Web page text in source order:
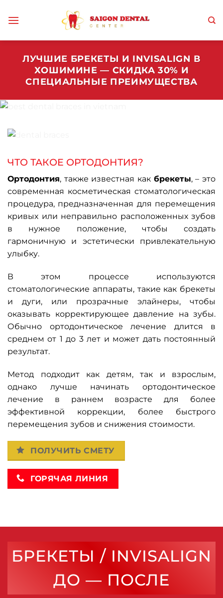
ЛУЧШИЕ БРЕКЕТЫ И INVISALIGN В
ХОШИМИНЕ — СКИДКА 30% И
СПЕЦИАЛЬНЫЕ ПРЕИМУЩЕСТВА
ЧТО ТАКОЕ ОРТОДОНТИЯ?
Ортодонтия, также известная как брекеты, – это
современная косметическая стоматологическая
процедура, предназначенная для перемещения
кривых или неправильно расположенных зубов
в нужное положение, чтобы создать
гармоничную и эстетически привлекательную
улыбку.
В этом процессе используются
стоматологические аппараты, такие как брекеты
и дуги, или прозрачные элайнеры, чтобы
оказывать корректирующее давление на зубы.
Обычно ортодонтическое лечение длится в
среднем от 1 до 3 лет и может дать постоянный
результат.
Метод подходит как детям, так и взрослым,
однако лучше начинать ортодонтическое
лечение в раннем возрасте для более
эффективной коррекции, более быстрого
перемещения зубов и снижения стоимости.
ПОЛУЧИТЬ СМЕТУ
ГОРЯЧАЯ ЛИНИЯ
БРЕКЕТЫ / INVISALIGN
ДО — ПОСЛЕ